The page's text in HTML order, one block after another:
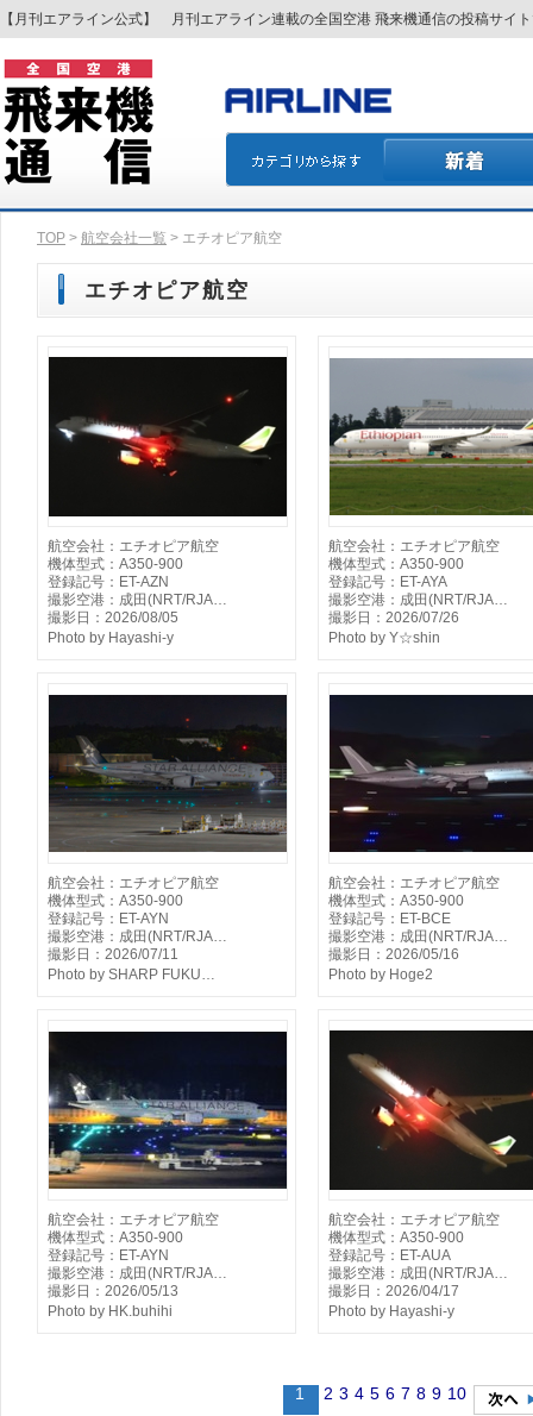
【月刊エアライン公式】 月刊エアライン連載の全国空港 飛来機通信の投稿サイ
TOP > 航空会社一覧 > エチオピア航空
エチオピア航空
航空会社：エチオピア航空
機体型式：A350-900
登録記号：ET-AZN
撮影空港：成田(NRT/RJA…
撮影日：2026/08/05
Photo by Hayashi-y
航空会社：エチオピア航空
機体型式：A350-900
登録記号：ET-AYA
撮影空港：成田(NRT/RJA…
撮影日：2026/07/26
Photo by Y☆shin
航空会社：エチオピア航空
機体型式：A350-900
登録記号：ET-AYN
撮影空港：成田(NRT/RJA…
撮影日：2026/07/11
Photo by SHARP FUKU…
航空会社：エチオピア航空
機体型式：A350-900
登録記号：ET-BCE
撮影空港：成田(NRT/RJA…
撮影日：2026/05/16
Photo by Hoge2
航空会社：エチオピア航空
機体型式：A350-900
登録記号：ET-AYN
撮影空港：成田(NRT/RJA…
撮影日：2026/05/13
Photo by HK.buhihi
航空会社：エチオピア航空
機体型式：A350-900
登録記号：ET-AUA
撮影空港：成田(NRT/RJA…
撮影日：2026/04/17
Photo by Hayashi-y
1 2 3 4 5 6 7 8 9 10